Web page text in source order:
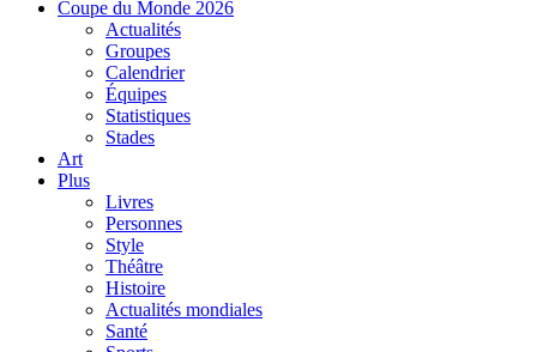
Coupe du Monde 2026
Actualités
Groupes
Calendrier
Équipes
Statistiques
Stades
Art
Plus
Livres
Personnes
Style
Théâtre
Histoire
Actualités mondiales
Santé